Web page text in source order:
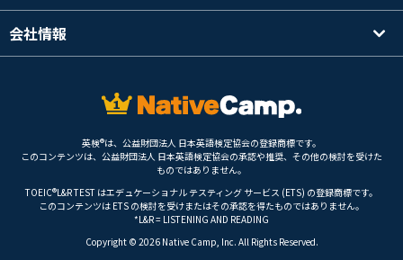
会社情報
英検®は、公益財団法人 日本英語検定協会の登録商標です。
このコンテンツは、公益財団法人 日本英語検定協会の承認や推奨、その他の検討を受けた
ものではありません。
TOEIC®L&R TEST はエデュケーショナル テスティング サービス (ETS) の登録商標です。
このコンテンツは ETS の検討を受けまたはその承認を得たものではありません。
*L&R = LISTENING AND READING
Copyright © 2026 Native Camp, Inc. All Rights Reserved.